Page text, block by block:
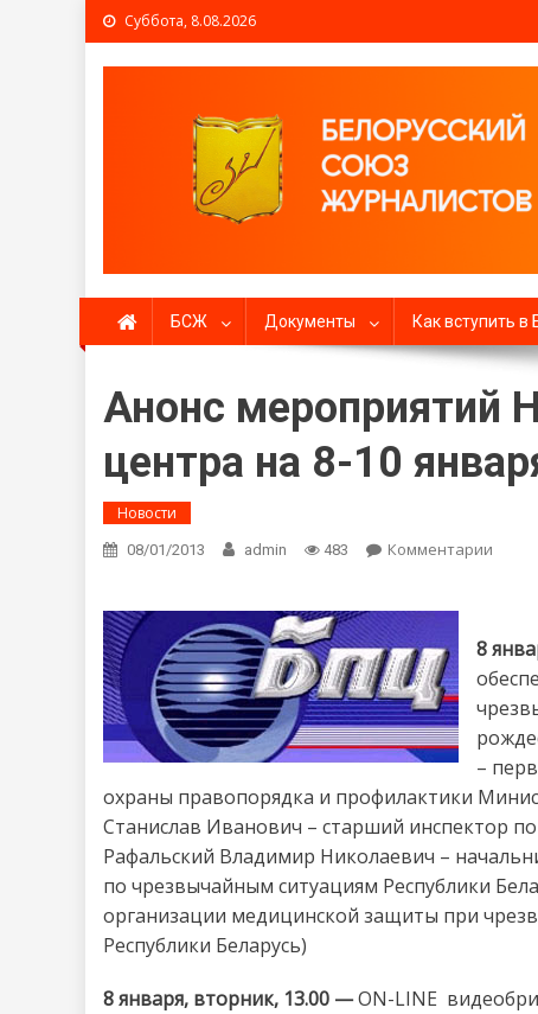
Суббота, 8.08.2026
Белорусский союз
БСЖ Документы Как вступить
Анонс мероприятий
центра на 8-10
Новости
08/01/2013 admin 483 Комментарии
8
–
охраны правопорядка и профилактики
Станислав Иванович – старший инспектор
Рафальский Владимир Николаевич –
по чрезвычайным ситуациям Республики
организации медицинской защиты при
Республики Беларусь)
8 января, вторник, 13.00 —ON-LINE